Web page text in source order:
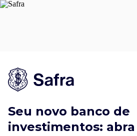
Seu novo banco de
investimentos: